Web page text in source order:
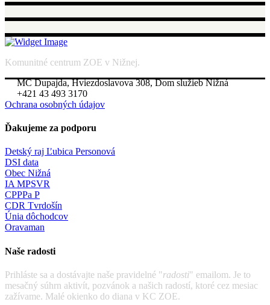
Komunitné centrum ZOE v Nižnej.
MC Dupajda, Hviezdoslavova 308, Dom služieb Nižná
+421 43 493 3170
Ochrana osobných údajov
Ďakujeme za podporu
Detský raj Ľubica Personová
DSI data
Obec Nižná
IA MPSVR
CPPPa P
CDR Tvrdošín
Únia dôchodcov
Oravaman
Naše radosti
Prihláste sa a dostávajte naše pravidelné "radosti" emailom. Je to
mesačný súhrn aktivít, pozvánok a našich radostí, ktoré cez mesiac
zažívame. Malé okienko do diana v KC ZOE.